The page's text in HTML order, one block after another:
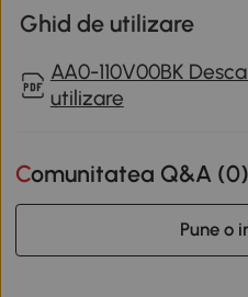
Ghid de utilizare
AA0-110V00BK
utilizare
Comunitatea Q&A (0)
Pune o